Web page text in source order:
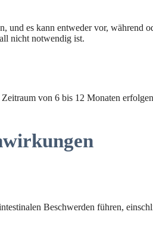
und es kann entweder vor,
nicht notwendig ist.
von 6 bis 12 Monaten
Beschwerden führen,